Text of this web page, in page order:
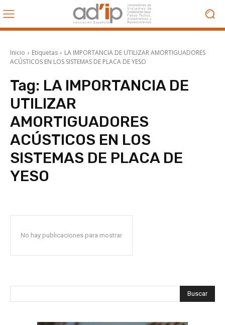
Inicio Etiquetas
LA IMPORTANCIA DE UTILIZAR AMORTIGUADORES
ACÚSTICOS EN LOS SISTEMAS DE PLACA DE YESO
Tag: LA IMPORTANCIA DE
UTILIZAR
AMORTIGUADORES
ACÚSTICOS EN LOS
SISTEMAS DE PLACA DE
YESO
No hay publicaciones para mostrar
Buscar